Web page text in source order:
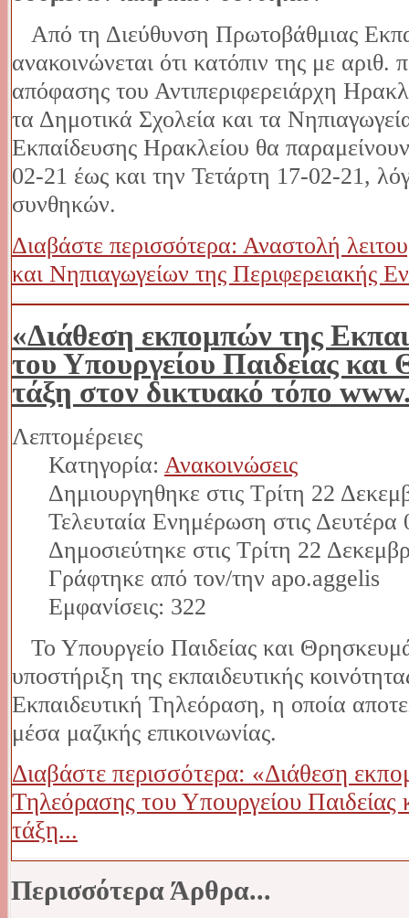
Από τη Διεύθυνση Πρωτοβάθμιας
ανακοινώνεται ότι κατόπιν της με
απόφασης του Αντιπεριφερειάρχη
τα Δημοτικά Σχολεία και τα
Εκπαίδευσης Ηρακλείου θα
02-21 έως και την Τετάρτη 17-02-21,
συνθηκών.
Διαβάστε περισσότερα: Αναστολή
και Νηπιαγωγείων της Περιφερειακής
«Διάθεση εκπομπών της
του Υπουργείου Παιδείας
τάξη στον δικτυακό τόπο
Λεπτομέρειες
Κατηγορία: Ανακοινώσεις
Δημιουργηθηκε στις Τρίτη 22
Τελευταία Ενημέρωση στις
Δημοσιεύτηκε στις Τρίτη 22
Γράφτηκε από τον/την apo.aggelis
Εμφανίσεις: 322
Το Υπουργείο Παιδείας και
υποστήριξη της εκπαιδευτικής
Εκπαιδευτική Τηλεόραση, η οποία
μέσα μαζικής επικοινωνίας.
Διαβάστε περισσότερα: «Διάθεση
Τηλεόρασης του Υπουργείου
τάξη...
Περισσότερα Άρθρα...